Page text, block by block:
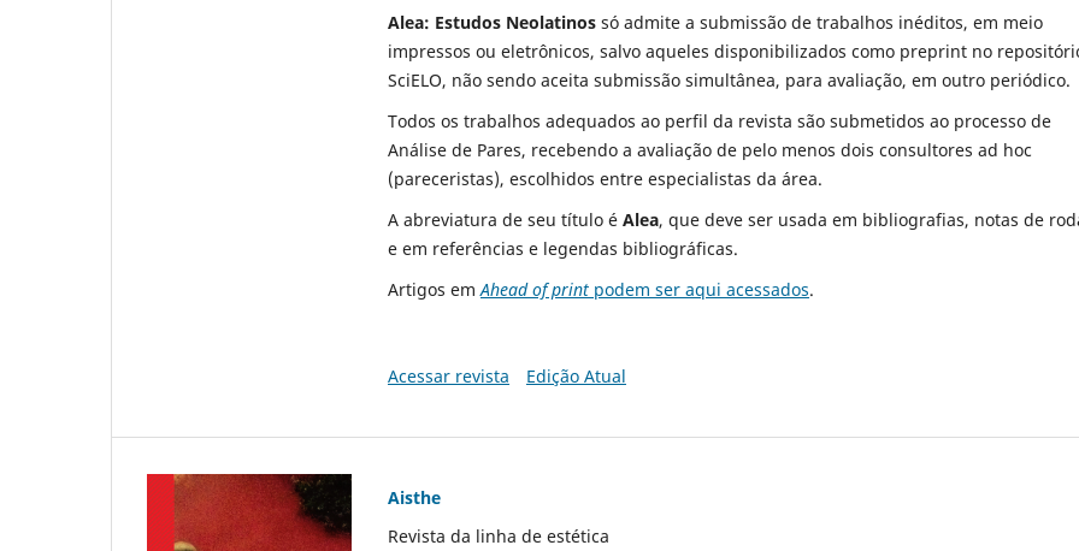
Alea: Estudos Neolatinos só admite a submissão de trabalhos inéditos, em meio
impressos ou eletrônicos, salvo aqueles disponibilizados como preprint no
SciELO, não sendo aceita submissão simultânea, para avaliação, em outro periódico.
Todos os trabalhos adequados ao perfil da revista são submetidos ao processo de
Análise de Pares, recebendo a avaliação de pelo menos dois consultores ad hoc
(pareceristas), escolhidos entre especialistas da área.
A abreviatura de seu título é Alea, que deve ser usada em bibliografias, notas de
e em referências e legendas bibliográficas.
Artigos em Ahead of print podem ser aqui acessados.
Acessar revista Edição Atual
Aisthe
Revista da linha de estética